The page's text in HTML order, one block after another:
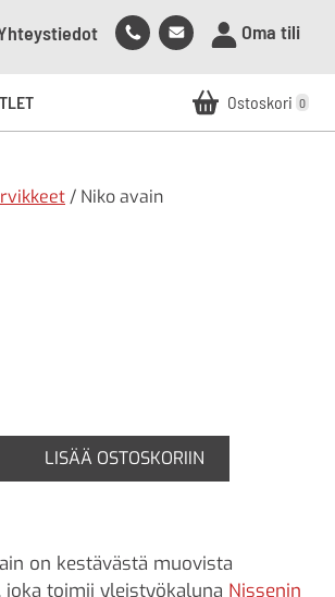
Soita
meille
Lähetä
meille
Oma tili
Ostoskori 0
/ Niko avain
LISÄÄ OSTOSKORIIN
on kestävästä muovista
toimii yleistyökaluna Nissenin